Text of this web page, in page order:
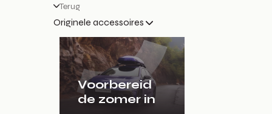
Terug
Originele accessoires
Voorbereid
de zomer in